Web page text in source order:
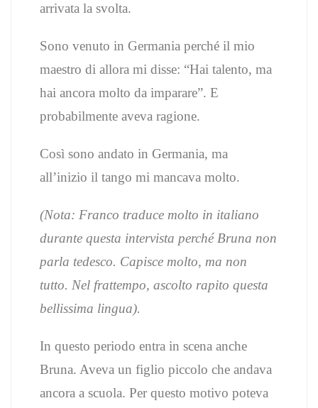
arrivata la svolta.
Sono venuto in Germania perché il mio
maestro di allora mi disse: “Hai talento, ma
hai ancora molto da imparare”. E
probabilmente aveva ragione.
Così sono andato in Germania, ma
all’inizio il tango mi mancava molto.
(Nota: Franco traduce molto in italiano
durante questa intervista perché Bruna non
parla tedesco. Capisce molto, ma non
tutto. Nel frattempo, ascolto rapito questa
bellissima lingua).
In questo periodo entra in scena anche
Bruna. Aveva un figlio piccolo che andava
ancora a scuola. Per questo motivo poteva